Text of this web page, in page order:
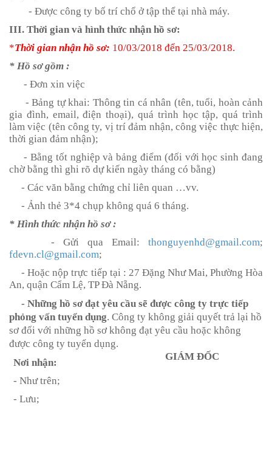
- Được công ty bố trí chổ ở tập thể tại nhà máy.
III. Thời gian và hình thức nhận hồ sơ:
*Thời gian nhận hồ sơ: 10/03/2018 đến 25/03/2018.
* Hồ sơ gồm :
- Đơn xin việc
- Bảng tự khai: Thông tin cá nhân (tên, tuổi, hoàn cảnh
gia đình, email, điện thoại), quá trình học tập, quá trình
làm việc (tên công ty, vị trí đảm nhận, công việc thực hiện,
thời gian đảm nhận);
- Bằng tốt nghiệp và bảng điểm (đối với học sinh đang
chờ bằng thì ghi rõ dự kiến ngày tháng có bằng)
- Các văn bằng chứng chỉ liên quan …vv.
- Ảnh thẻ 3*4 chụp không quá 6 tháng.
* Hình thức nhận hồ sơ :
- Gửi qua Email: thonguyenhd@gmail.com;
fdevn.cl@gmail.com;
- Hoặc nộp trực tiếp tại : 27 Đặng Như Mai, Phường Hòa
An, quận Cẩm Lệ, TP Đà Nẵng.
- Những hồ sơ đạt yêu cầu sẽ được công ty trực tiếp
phỏng vấn tuyển dụng. Công ty không giải quyết trả lại hồ
sơ đối với những hồ sơ không đạt yêu cầu hoặc không
được công ty tuyển dụng.
Nơi nhận:
- Như trên;
- Lưu;
GIÁM ĐỐC